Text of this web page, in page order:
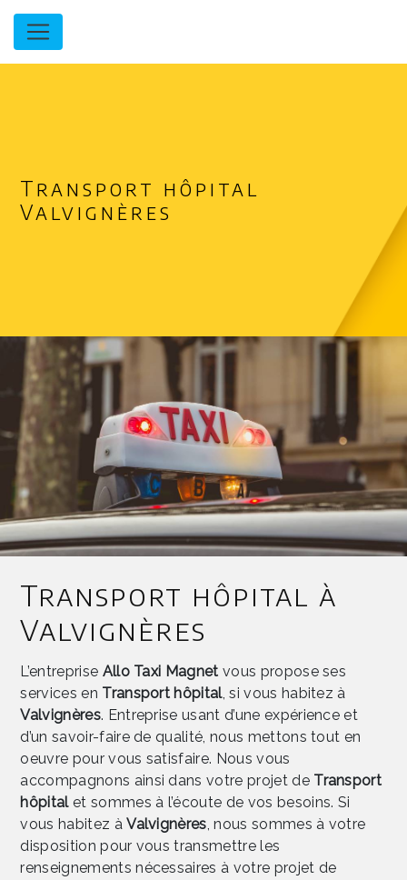
Panneau de gestion des cookies
Transport hôpital
Valvignères
Transport hôpital à
Valvignères
L’entreprise Allo Taxi Magnet vous propose ses
services en Transport hôpital, si vous habitez à
Valvignères. Entreprise usant d’une expérience et
d’un savoir-faire de qualité, nous mettons tout en
oeuvre pour vous satisfaire. Nous vous
accompagnons ainsi dans votre projet de Transport
hôpitalet sommes à l’écoute de vos besoins. Si
vous habitez àValvignères , nous sommes à votre
disposition pour vous transmettre les
renseignements nécessaires à votre projet de